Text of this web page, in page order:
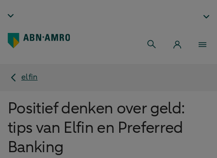
elfin
Positief denken over geld:
tips van Elfin en Preferred
Banking